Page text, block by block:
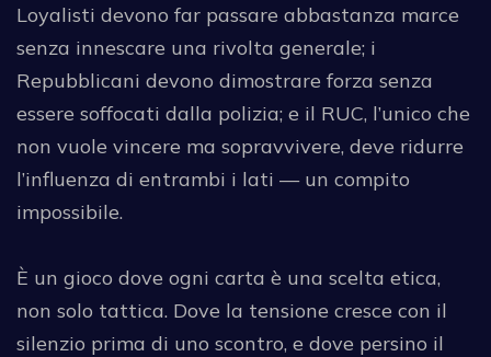
Loyalisti devono far passare abbastanza marce
senza innescare una rivolta generale; i
Repubblicani devono dimostrare forza senza
essere soffocati dalla polizia; e il RUC, l’unico che
non vuole vincere ma sopravvivere, deve ridurre
l’influenza di entrambi i lati — un compito
impossibile.
È un gioco dove ogni carta è una scelta etica,
non solo tattica. Dove la tensione cresce con il
silenzio prima di uno scontro, e dove persino il